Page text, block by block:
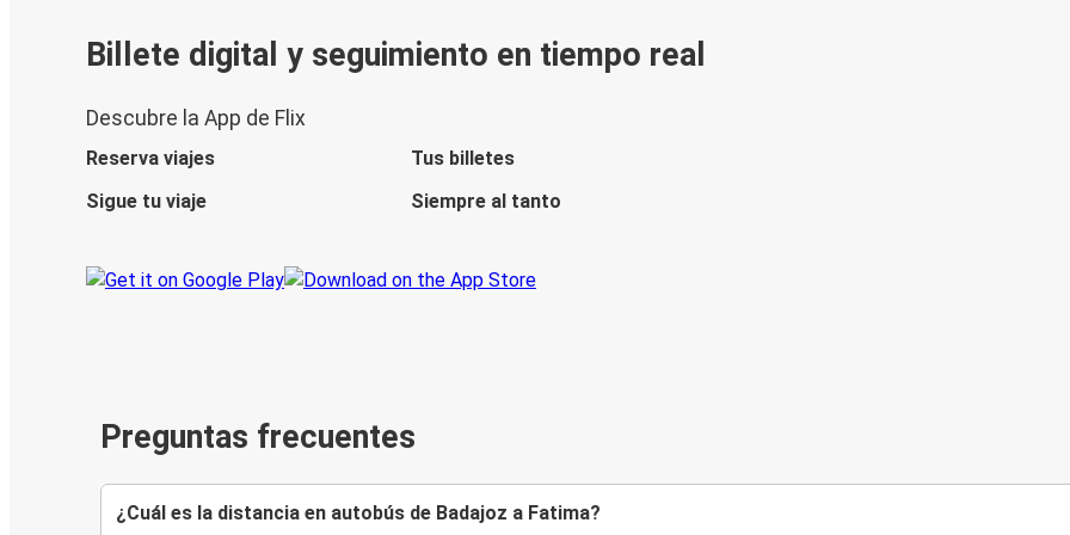
Billete digital y seguimiento en tiempo real
Descubre la App de Flix
Reserva viajes
Tus billetes
Sigue tu viaje
Siempre al tanto
Preguntas frecuentes
¿Cuál es la distancia en autobús de Badajoz a Fatima?